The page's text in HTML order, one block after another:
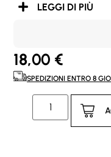
LEGGI DI PIÙ
18,00 €
SPEDIZIONI ENTRO 8